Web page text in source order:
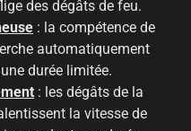
des dégâts de feu.
: la compétence de
automatiquement
durée limitée.
: les dégâts de la
la vitesse de